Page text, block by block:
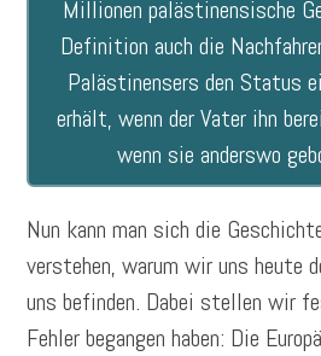
Millionen palästinensische
Definition auch die
Palästinensers den Status
erhält, wenn der Vater ihn
wenn sie anderswo
Nun kann man sich die
verstehen, warum wir uns heute
uns befinden. Dabei stellen wir
Fehler begangen haben: Die